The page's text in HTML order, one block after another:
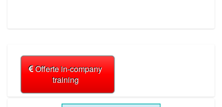
Offerte in-company
training